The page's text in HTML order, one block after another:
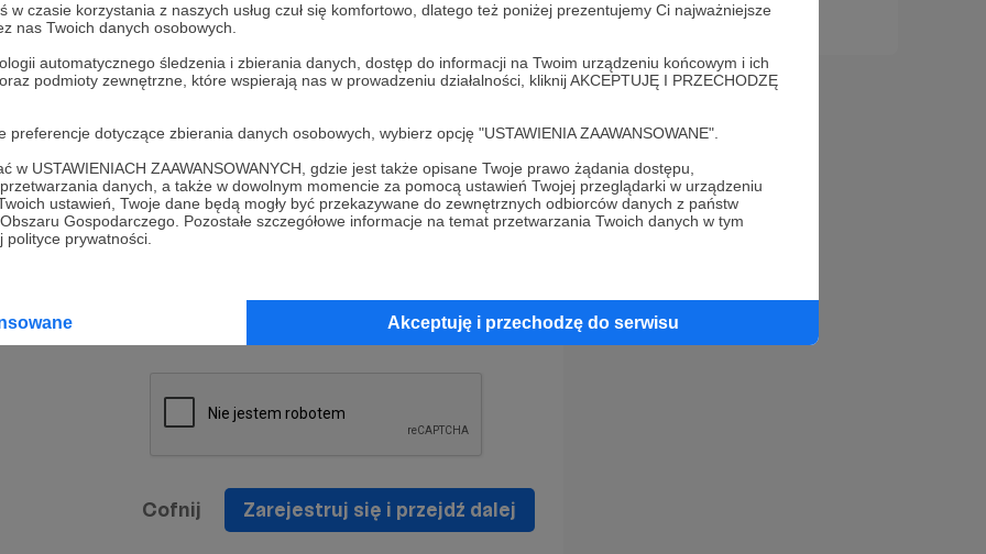
w czasie korzystania z naszych usług czuł się komfortowo, dlatego też poniżej prezentujemy Ci najważniejsze
nas Twoich danych osobowych.
automatycznego śledzenia i zbierania danych, dostęp do informacji na Twoim urządzeniu końcowym i ich
podmioty zewnętrzne, które wspierają nas w prowadzeniu działalności, kliknij AKCEPTUJĘ I PRZECHODZĘ
dotyczące zbierania danych osobowych, wybierz opcję "USTAWIENIA ZAAWANSOWANE".
w USTAWIENIACH ZAAWANSOWANYCH, gdzie jest także opisane Twoje prawo żądania dostępu,
danych, a także w dowolnym momencie za pomocą ustawień Twojej przeglądarki w urządzeniu
ustawień, Twoje dane będą mogły być przekazywane do zewnętrznych odbiorców danych z państw
Gospodarczego. Pozostałe szczegółowe informacje na temat przetwarzania Twoich danych w tym
prywatności.
Akceptuję i przechodzę do serwisu
i
będą
z
prawo
na
Politykę Prywatności
* Wyrażam zgodę na przetwarzanie moich danych
osobowych podanych w formularzu rejestracyjnym w celu
prawidłowego świadczenia usług serwisu Patronite.
informacji handlowych - newslettera. Opcja ta może zostać
Cofnij Zarejestruj się i przejdź dalej